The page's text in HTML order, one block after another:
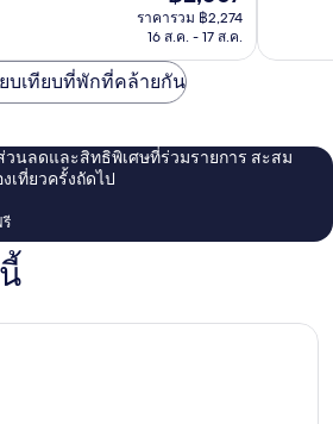
ปัจจุบัน
คือ
ราคารวม ฿2,274
16 ส.ค. - 17 ส.ค.
1,198
ยบเทียบที่พักที่คล้ายกัน
วนลดและสิทธิพิเศษที่ร่วมรายการ สะสม
เที่ยวครั้งถัดไป